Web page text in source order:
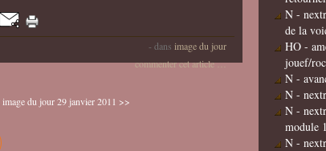
- dans image du jour
commenter cet article…
image du jour 29 janvier 2011 >>
N -
de la
HO -
jouef/
N -
N -
N -
module 1
N -